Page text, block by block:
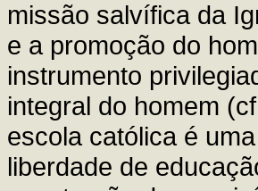
missão salvífica da
e a promoção do
instrumento
integral do homem
escola católica é
liberdade de